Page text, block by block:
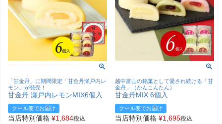
「甘金丹」に期間限定「甘金丹瀬戸内レ
モン」が発売！
甘金丹 瀬戸内レモンMIX6個入
クール便でお届け
当店特別価格 ¥1,684税込
越中富山の銘菓として愛され続ける「甘
金丹」（かんこんたん）
甘金丹MIX 6個入
クール便でお届け
当店特別価格 ¥1,695税込